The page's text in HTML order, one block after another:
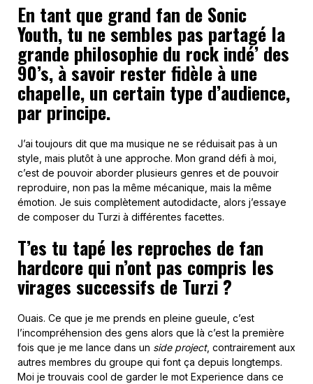
En tant que grand fan de Sonic
Youth, tu ne sembles pas partagé la
grande philosophie du rock indé’ des
90’s, à savoir rester fidèle à une
chapelle, un certain type d’audience,
par principe.
J’ai toujours dit que ma musique ne se réduisait pas à un
style, mais plutôt à une approche. Mon grand défi à moi,
c’est de pouvoir aborder plusieurs genres et de pouvoir
reproduire, non pas la même mécanique, mais la même
émotion. Je suis complètement autodidacte, alors j’essaye
de composer du Turzi à différentes facettes.
T’es tu tapé les reproches de fan
hardcore qui n’ont pas compris les
virages successifs de Turzi ?
Ouais. Ce que je me prends en pleine gueule, c’est
l’incompréhension des gens alors que là c’est la première
fois que je me lance dans un side project, contrairement aux
autres membres du groupe qui font ça depuis longtemps.
Moi je trouvais cool de garder le mot Experience dans ce